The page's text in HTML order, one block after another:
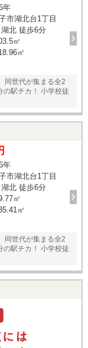
年
市湖北台1丁目
北 徒歩6分
㎡
㎡
同世代が集まる全2
の駅チカ！ 小学校徒
年
市湖北台1丁目
北 徒歩6分
㎡
㎡
同世代が集まる全2
の駅チカ！ 小学校徒